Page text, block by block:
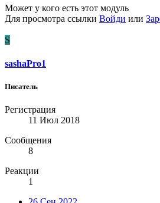
Может у кого есть этот модуль
Для просмотра ссылки Войди или
S
sashaPro1
Писатель
Регистрация
11 Июл 2018
Сообщения
8
Реакции
1